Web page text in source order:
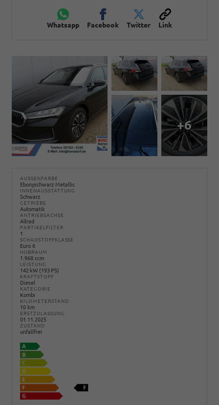
Whatsapp Facebook Twitter Link
+6
AUSSENFARBE
Ebonyschwarz Metallic
INNENAUSSTATTUNG
Schwarz
GETRIEBE
Automatik
ANTRIEBSACHSE
Allrad
PARTIKELFILTER
1
SCHADSTOFFKLASSE
Euro 6
HUBRAUM
1.968 ccm
LEISTUNG
142 kW (193 PS)
KRAFTSTOFF
Diesel
KATEGORIE
Kombi
KILOMETERSTAND
10 km
ERSTZULASSUNG
01.11.2025
ZUSTAND
unfallfrei